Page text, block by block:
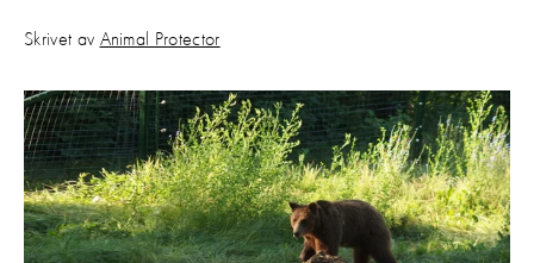
Skrivet av Animal Protector